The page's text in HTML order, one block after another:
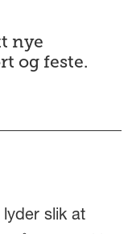
nye
og feste.
lyder slik at